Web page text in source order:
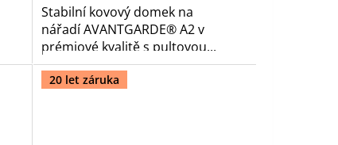
Stabilní kovový domek na
nářadí AVANTGARDE® A2 v
prémiové kvalitě s pultovou...
20 let záruka